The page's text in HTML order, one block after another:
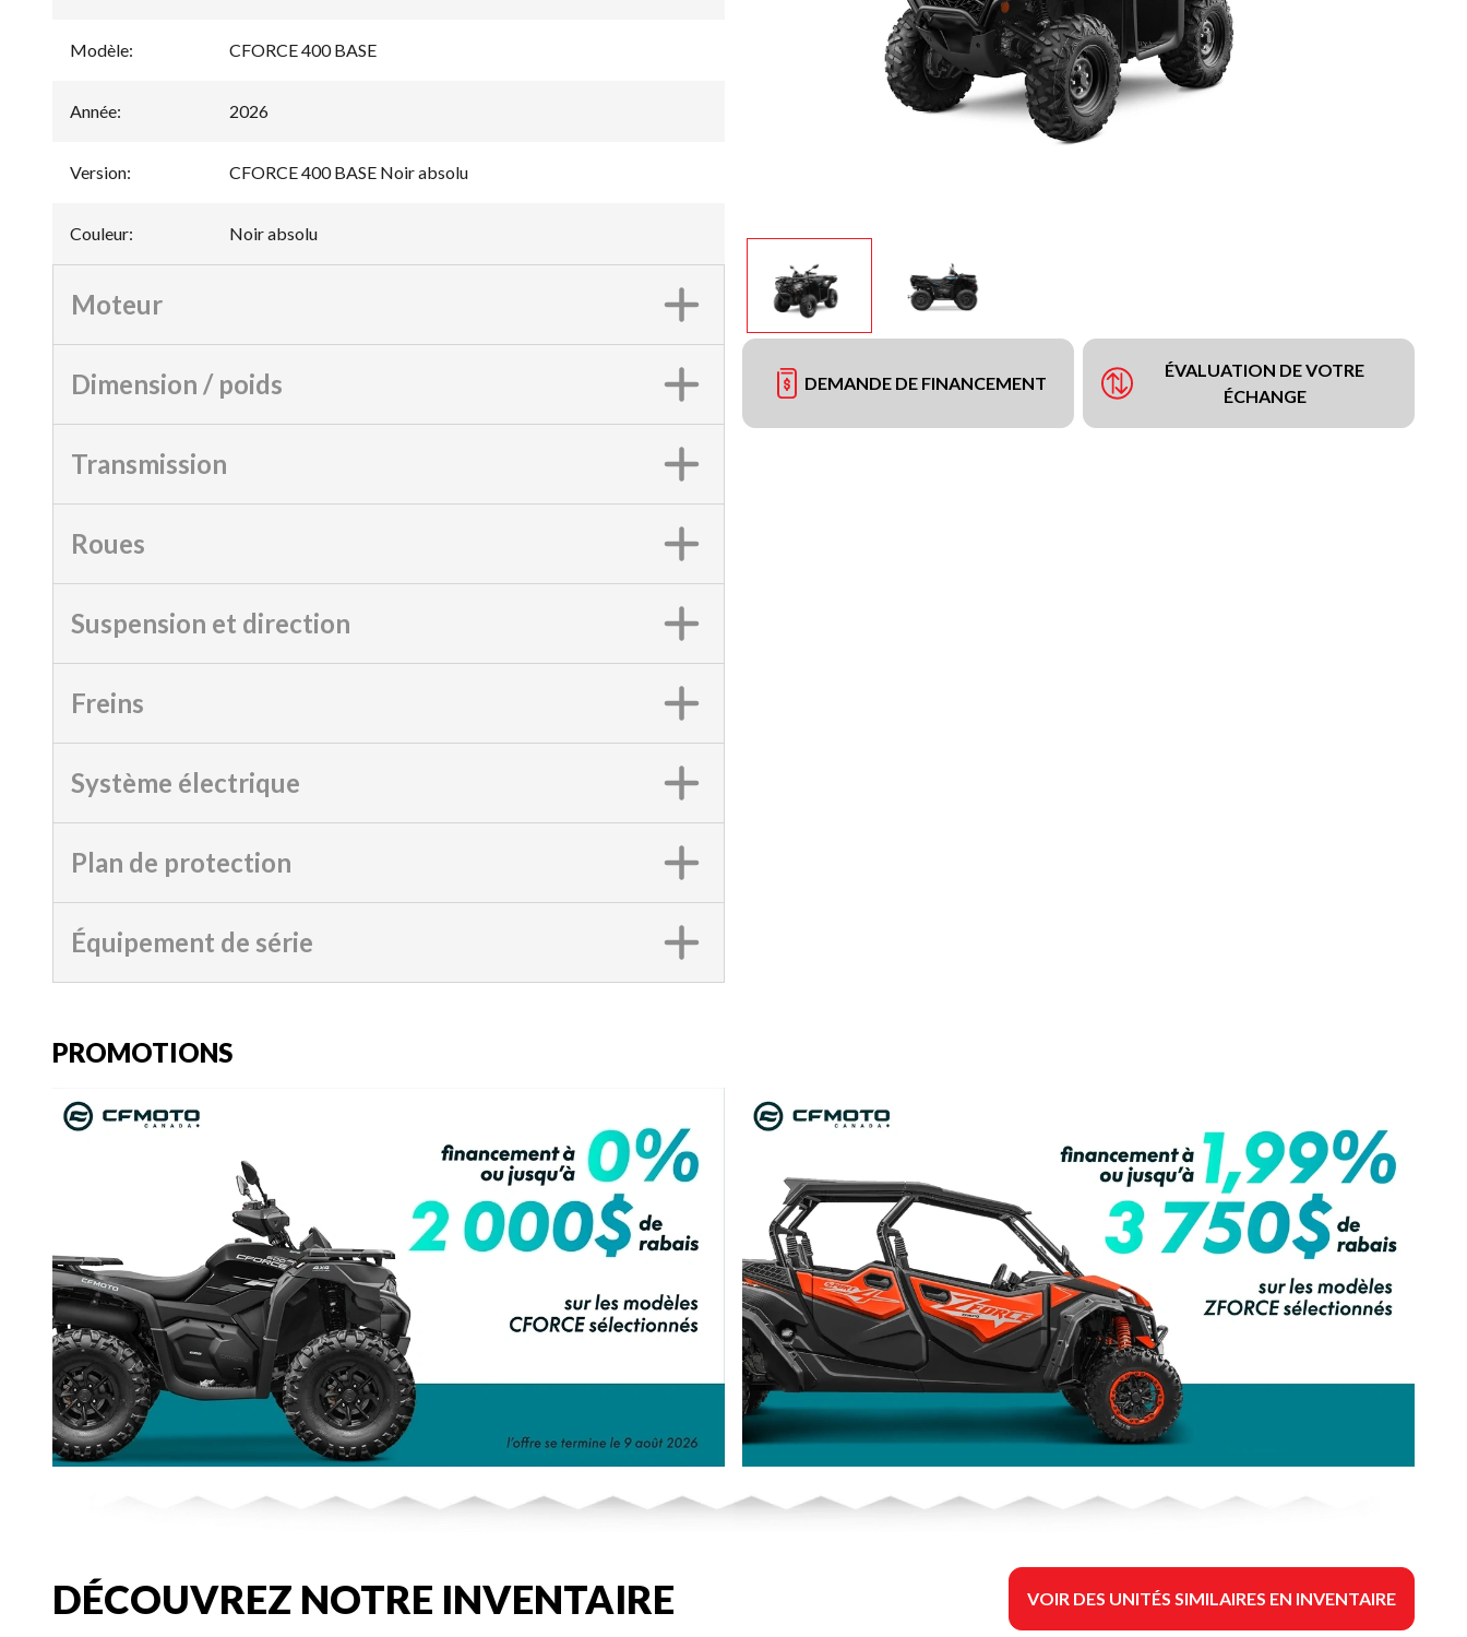
DEMANDE DE FINANCEMENT
ÉVALUATION DE VOTRE
ÉCHANGE
Modèle: CFORCE 400 BASE
Année: 2026
Version: CFORCE 400 BASE Noir absolu
Couleur: Noir absolu
Moteur
Dimension / poids
Transmission
Roues
Suspension et direction
Freins
Système électrique
Plan de protection
Équipement de série
PROMOTIONS
DÉCOUVREZ NOTRE INVENTAIRE VOIR DES UNITÉS SIMILAIRES EN INVENTAIRE